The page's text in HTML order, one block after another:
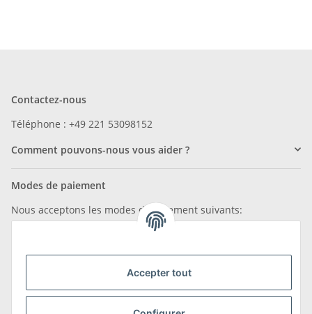
Accepter tout
Contactez-nous
Téléphone : +49 221 53098152
Comment pouvons-nous vous aider ?
Modes de paiement
Nous acceptons les modes de paiement suivants: